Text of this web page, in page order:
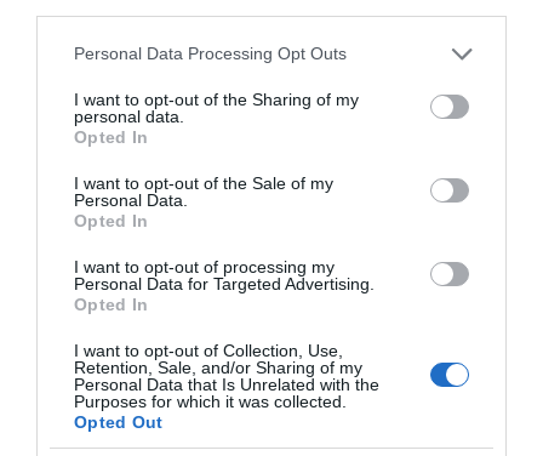
Please note that this website/app uses one or more Google
not limited to your visit or usage behaviour. You may click to
grant or deny consent to Google and its third-party tags to
use your data for below specified purposes in below Google
consent section.
Personal Data Processing Opt Outs
I want to opt-out of the Sharing of my
personal data.
Opted In
I want to opt-out of the Sale of my
Personal Data.
Opted In
I want to opt-out of processing my
Personal Data for Targeted Advertising.
Opted In
I want to opt-out of Collection, Use,
Retention, Sale, and/or Sharing of my
Personal Data that Is Unrelated with the
Purposes for which it was collected.
Opted Out
Η ΣΤΗΛΗ ΜΑΣ